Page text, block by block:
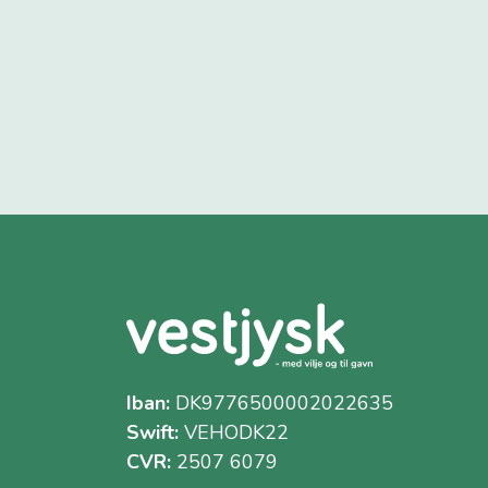
Iban:DK9776500002022635
Swift:VEHODK22
CVR:2507 6079